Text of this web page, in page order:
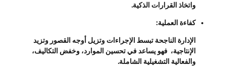
واتخاذ القرارات الذكية.
كفاءة العملية:
الإدارة الناجحة تبسط الإجراءات وتزيل أوجه القصور وتزيد
الإنتاجية، فهو يساعد في تحسين الموارد، وخفض التكاليف،
والفعالية التشغيلية الشاملة.